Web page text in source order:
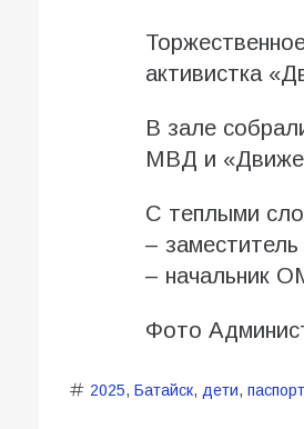
активистка
В зале
МВД и
С теплыми
–
– начальник
Фото
2025, Батайск, дети, паспорт